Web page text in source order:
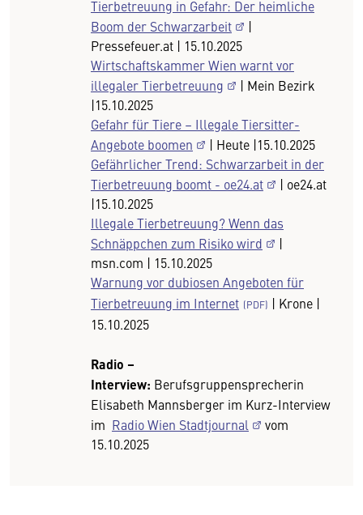
Tierbetreuung in Gefahr: Der heimliche
Boom der Schwarzarbeit
|
Pressefeuer.at | 15.10.2025
Wirtschaftskammer Wien warnt vor
illegaler Tierbetreuung
| Mein Bezirk
|15.10.2025
Gefahr für Tiere – Illegale Tiersitter-
Angebote boomen
| Heute |15.10.2025
Gefährlicher Trend: Schwarzarbeit in der
Tierbetreuung boomt - oe24.at
| oe24.at
|15.10.2025
Illegale Tierbetreuung? Wenn das
Schnäppchen zum Risiko wird
|
msn.com | 15.10.2025
Warnung vor dubiosen Angeboten für
Tierbetreuung im Internet
| Krone |
15.10.2025
Radio –
Interview: Berufsgruppensprecherin
Elisabeth Mannsberger im Kurz-Interview
im Radio Wien Stadtjournal
vom
15.10.2025